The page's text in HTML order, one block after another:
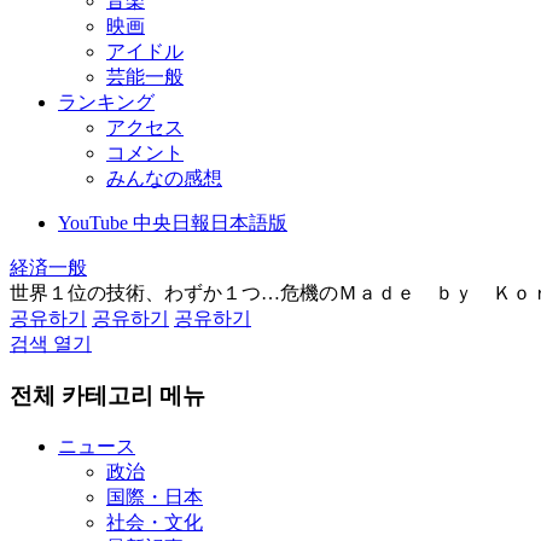
映画
アイドル
芸能一般
ランキング
アクセス
コメント
みんなの感想
YouTube 中央日報日本語版
経済一般
世界１位の技術、わずか１つ…危機のＭａｄｅ ｂｙ Ｋｏ
공유하기
공유하기
공유하기
검색 열기
전체 카테고리 메뉴
ニュース
政治
国際・日本
社会・文化